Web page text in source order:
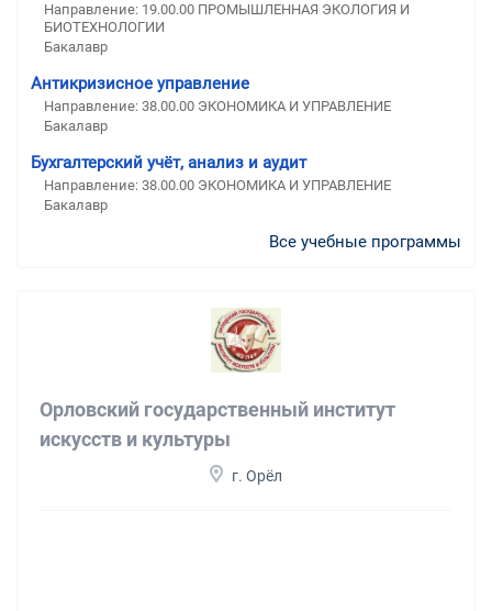
Направление: 19.00.00 ПРОМЫШЛЕННАЯ ЭКОЛОГИЯ И
БИОТЕХНОЛОГИИ
Бакалавр
Антикризисное управление
Направление: 38.00.00 ЭКОНОМИКА И УПРАВЛЕНИЕ
Бакалавр
Бухгалтерский учёт, анализ и аудит
Направление: 38.00.00 ЭКОНОМИКА И УПРАВЛЕНИЕ
Бакалавр
Все учебные программы
Орловский государственный институт
искусств и культуры
г. Орёл